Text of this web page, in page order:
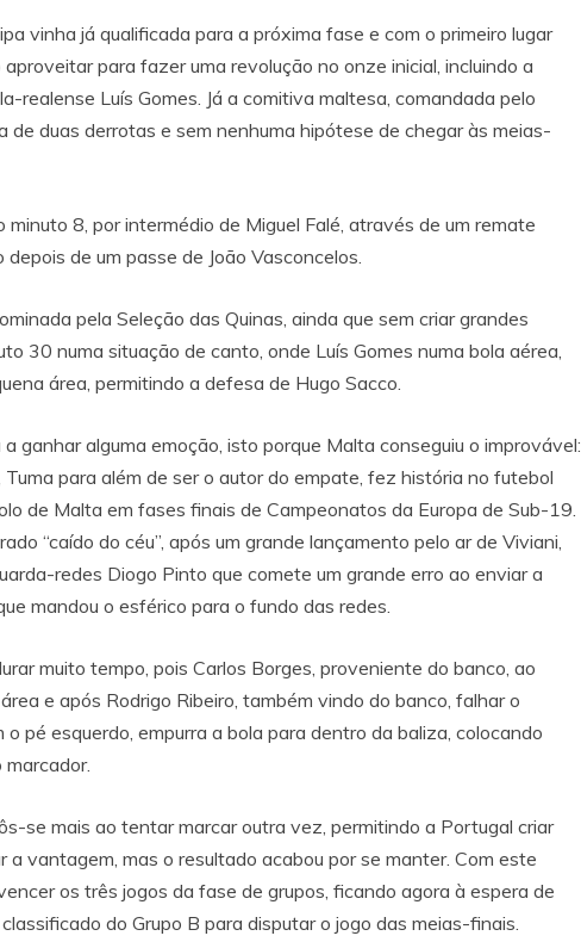
vinha já qualificada para a próxima fase e com o primeiro lugar
para fazer uma revolução no onze inicial, incluindo a
realense Luís Gomes. Já a comitiva maltesa, comandada pelo
de duas derrotas e sem nenhuma hipótese de chegar às meias-
minuto 8, por intermédio de Miguel Falé, através de um remate
de um passe de João Vasconcelos.
pela Seleção das Quinas, ainda que sem criar grandes
30 numa situação de canto, onde Luís Gomes numa bola aérea,
área, permitindo a defesa de Hugo Sacco.
ganhar alguma emoção, isto porque Malta conseguiu o improvável:
para além de ser o autor do empate, fez história no futebol
de Malta em fases finais de Campeonatos da Europa de Sub-19.
“caído do céu”, após um grande lançamento pelo ar de Viviani,
redes Diogo Pinto que comete um grande erro ao enviar a
mandou o esférico para o fundo das redes.
muito tempo, pois Carlos Borges, proveniente do banco, ao
e após Rodrigo Ribeiro, também vindo do banco, falhar o
o pé esquerdo, empurra a bola para dentro da baliza, colocando
se mais ao tentar marcar outra vez, permitindo a Portugal criar
vantagem, mas o resultado acabou por se manter. Com este
os três jogos da fase de grupos, ficando agora à espera de
do Grupo B para disputar o jogo das meias-finais.